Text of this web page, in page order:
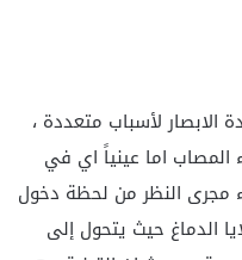
لأسباب متعددة ،
اما عينياً اي في
مجرى النظر من لحظة دخول
الدماغ حيث يتحول إلى